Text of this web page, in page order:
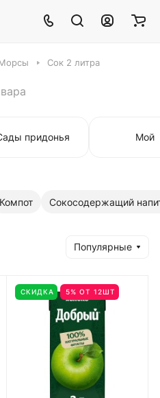
Сок 2 литра
придонья Мой
Компот Сокосодержащий
Популярные
СКИДКА 5% ОТ 12ШТ